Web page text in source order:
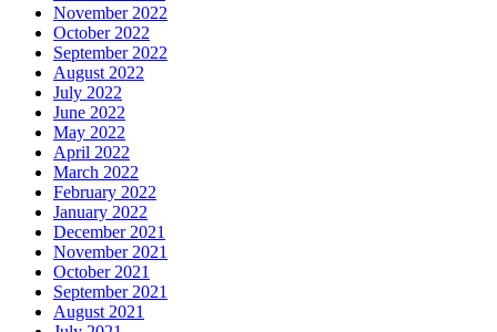
November 2022
October 2022
September 2022
August 2022
July 2022
June 2022
May 2022
April 2022
March 2022
February 2022
January 2022
December 2021
November 2021
October 2021
September 2021
August 2021